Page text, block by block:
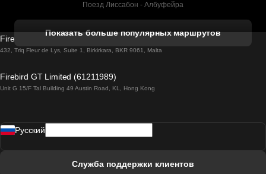
Поезд Лиссабон - Албуфейра
Поезд Лиссабон - Лагос
Поезд Лиссабон - Мадрид
Показать больше популярных маршрутов
Firebird GT Limited (OC 1451)
432, Triq Fleur de Lys, Suite 1, Birkirkara, BKR 9061, Malta
Firebird GT Limited (61211989)
Unit G 15/F Tal Building 49 Austin Road, KL, Hong Kong
Pусский
Служба поддержки клиентов